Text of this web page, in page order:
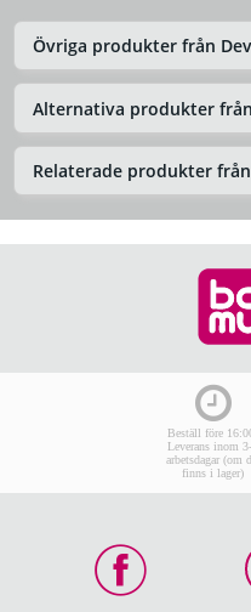
Övriga produkter från
Alternativa produkter
Relaterade produkter
Beställ före
Leverans inom
arbetsdagar (om
finns i lager)